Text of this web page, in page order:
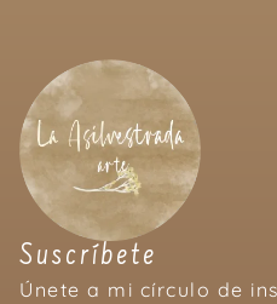
Suscríbete
Únete a mi círculo de